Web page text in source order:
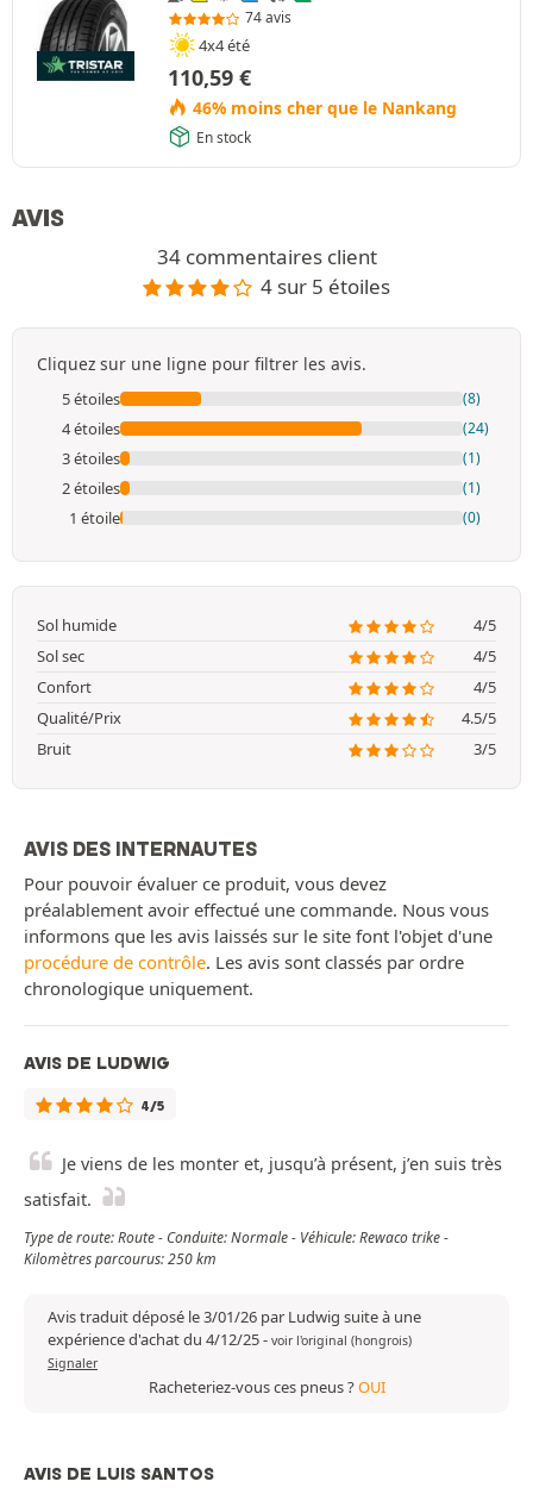
74 avis
4x4 été
110,59 €
46% moins cher que le Nankang
En stock
AVIS
34 commentaires client
4 sur 5 étoiles
Cliquez sur une ligne pour filtrer les avis.
5 étoiles (8)
4 étoiles (24)
3 étoiles (1)
2 étoiles (1)
1 étoile (0)
Sol humide
4/5
Sol sec
4/5
Confort
4/5
Qualité/Prix
4.5/5
Bruit
3/5
AVIS DES INTERNAUTES
Pour pouvoir évaluer ce produit, vous devez
préalablement avoir effectué une commande. Nous vous
informons que les avis laissés sur le site font l'objet d'une
procédure de contrôle. Les avis sont classés par ordre
chronologique uniquement.
AVIS DE LUDWIG
4/5
Je viens de les monter et, jusqu’à présent, j’en suis très
satisfait.
Type de route: Route - Conduite: Normale - Véhicule: Rewaco trike -
Kilomètres parcourus: 250 km
Avis traduit déposé le 3/01/26 par Ludwig suite à une
expérience d'achat du 4/12/25- voir l'original (hongrois)
Signaler
Racheteriez-vous ces pneus ?OUI
AVIS DE LUIS SANTOS